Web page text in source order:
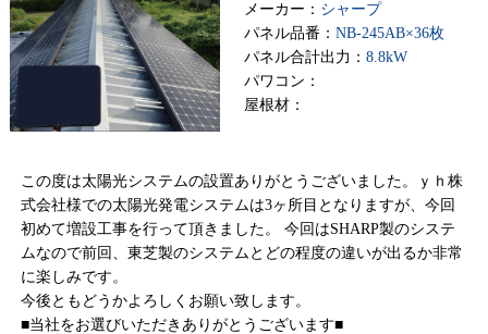
メーカー： シャープ
パネル品番： NB-245AB×36枚
パネル合計出力： 8.8kW
パワコン：
屋根材：
この度は太陽光システムの設置ありがとうございました。ｙｈ株
式会社様での太陽光発電システムは3ヶ所目となりますが、今回
初めて増設工事を行って頂きました。 今回はSHARP製のシステ
ムなので前回、東芝製のシステムとどの程度の違いが出るか非常
に楽しみです。
今後ともどうかよろしくお願い致します。
■当社をお選びいただきありがとうございます■